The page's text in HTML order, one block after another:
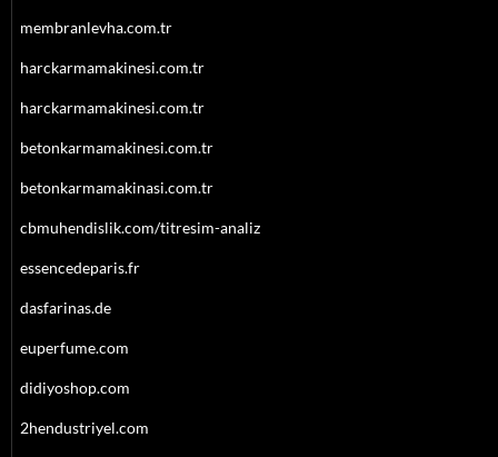
membranlevha.com.tr
harckarmamakinesi.com.tr
harckarmamakinesi.com.tr
betonkarmamakinesi.com.tr
betonkarmamakinasi.com.tr
cbmuhendislik.com/titresim-analiz
essencedeparis.fr
dasfarinas.de
euperfume.com
didiyoshop.com
2hendustriyel.com